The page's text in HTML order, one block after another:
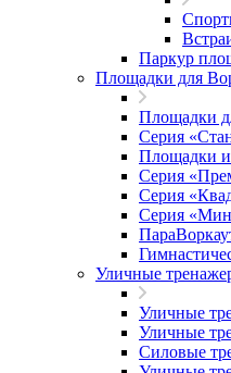
Паркур
Площадки для
Площадки
Серия
Площадки
Серия
Серия
Серия
Уличные
Уличные
Уличные
Силовые